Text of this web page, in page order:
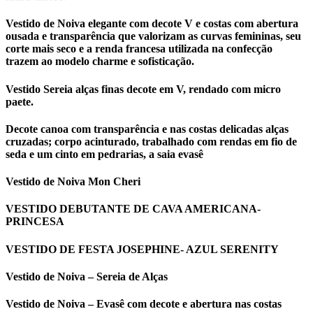
Vestido de Noiva elegante com decote V e costas com abertura
ousada e transparência que valorizam as curvas femininas, seu
corte mais seco e a renda francesa utilizada na confecção
trazem ao modelo charme e sofisticação.
Vestido Sereia alças finas decote em V, rendado com micro
paete.
Decote canoa com transparência e nas costas delicadas alças
cruzadas; corpo acinturado, trabalhado com rendas em fio de
seda e um cinto em pedrarias, a saia evasê
Vestido de Noiva Mon Cheri
VESTIDO DEBUTANTE DE CAVA AMERICANA-
PRINCESA
VESTIDO DE FESTA JOSEPHINE- AZUL SERENITY
Vestido de Noiva – Sereia de Alças
Vestido de Noiva – Evasê com decote e abertura nas costas